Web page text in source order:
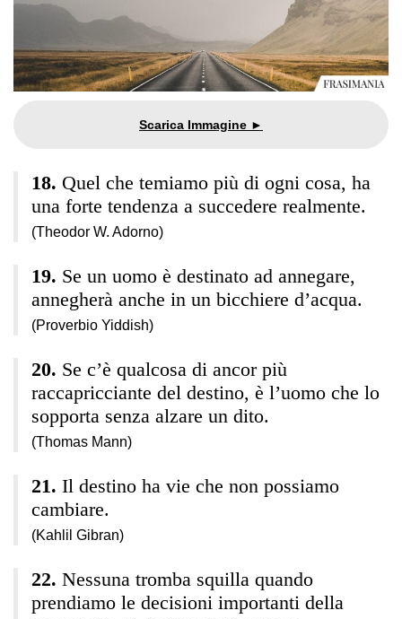
Quel che temiamo più di ogni cosa, ha
una forte tendenza a succedere realmente.
(Theodor W. Adorno)
Se un uomo è destinato ad annegare,
annegherà anche in un bicchiere d’acqua.
(Proverbio Yiddish)
Se c’è qualcosa di ancor più
raccapricciante del destino, è l’uomo che lo
sopporta senza alzare un dito.
(Thomas Mann)
Il destino ha vie che non possiamo
cambiare.
(Kahlil Gibran)
Nessuna tromba squilla quando
prendiamo le decisioni importanti della